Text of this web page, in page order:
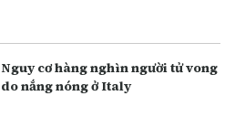
Nguy cơ hàng nghìn người tử vong
do nắng nóng ở Italy